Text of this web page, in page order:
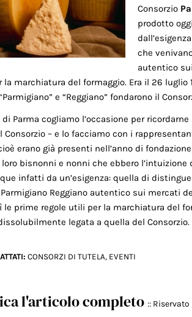
Consorzio
prodotto
che
autentico
la marchiatura del formaggio. Era il 26
e “Reggiano” fondarono il
di Parma cogliamo l’occasione per
Consorzio – e lo facciamo con i
erano già presenti nell’anno di
bisnonni e nonni che ebbero
infatti da un’esigenza: quella di
Reggiano autentico sui mercati
le prime regole utili per la marchiatura del
legata a quella del Consorzio.
CONSORZI DI TUTELA, EVENTI
l'articolo completo ::